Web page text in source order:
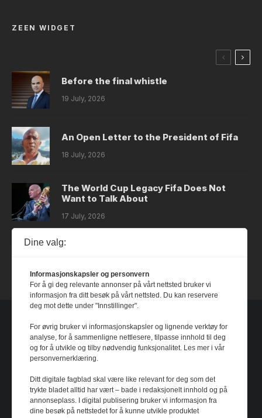
ZEEN WIDGET
Before the final whistle
19 July, 2026
An Open Letter to the President of Fifa
18 July, 2026
The World Cup Legacy Fifa Does Not
Want to Talk About
17 July, 2026
Dystopia
Dine valg:
Informasjonskapsler og personvern
For å gi deg relevante annonser på vårt nettsted bruker vi
informasjon fra ditt besøk på vårt nettsted. Du kan reservere
deg mot dette under "Innstillinger".
For øvrig bruker vi informasjonskapsler og lignende verktøy for
analyse, for å sammenligne nettlesere, tilpasse innhold til deg
og for å utvikle og tilby nødvendig funksjonalitet. Les mer i vår
personvernerklæring.
Ditt digitale fagblad skal være like relevant for deg som det
trykte bladet alltid har vært – bade i redaksjonelt innhold og på
annonseplass. I digital publisering bruker vi informasjon fra
dine besøk på nettstedet for å kunne utvikle produktet